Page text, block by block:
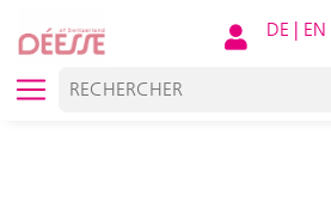
DE | EN